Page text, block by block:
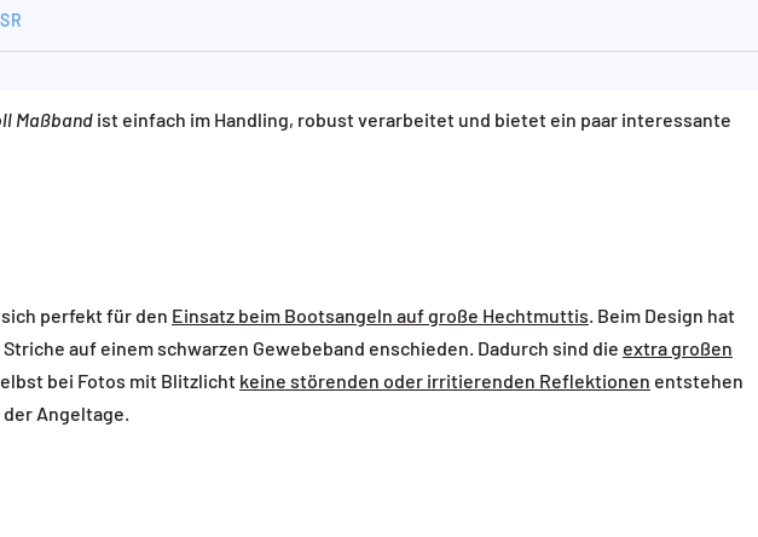
Maßband ist einfach im Handling, robust verarbeitet und bietet ein paar interessante
perfekt für den Einsatz beim Bootsangeln auf große Hechtmuttis . Beim Design hat
auf einem schwarzen Gewebeband enschieden. Dadurch sind die extra großen
bei Fotos mit Blitzlicht keine störenden oder irritierenden Reflektionen entstehen
Angeltage.